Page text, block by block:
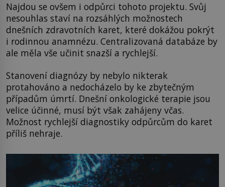
Najdou se ovšem i odpůrci tohoto projektu. Svůj
nesouhlas staví na rozsáhlých možnostech
dnešních zdravotních karet, které dokážou pokrýt
i rodinnou anamnézu. Centralizovaná databáze by
ale měla vše učinit snazší a rychlejší.
Stanovení diagnózy by nebylo nikterak
protahováno a nedocházelo by ke zbytečným
případům úmrtí. Dnešní onkologické terapie jsou
velice účinné, musí být však zahájeny včas.
Možnost rychlejší diagnostiky odpůrcům do karet
příliš nehraje.